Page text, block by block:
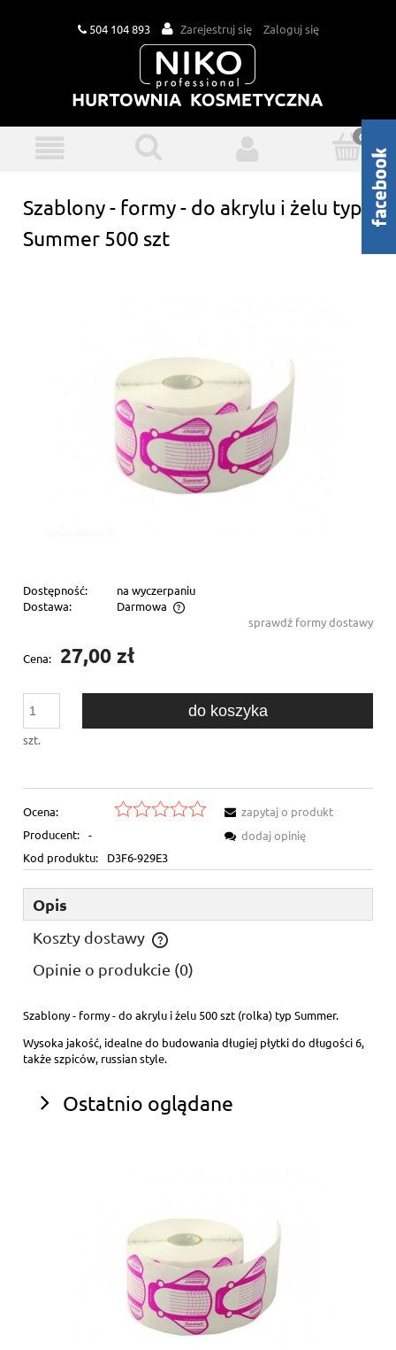
504 104 893 Zarejestruj się Zaloguj się
Szablony - formy - do akrylu i żelu typ
Summer 500 szt
Dostępność:
na wyczerpaniu
Dostawa:
Darmowa
Cena nie zawiera ewentualnych kosztów płatnościsprawdź formy dostawy
Cena: 27,00 zł
szt.
do koszyka
Ocena:
Producent: -
Kod produktu:
D3F6-929E3
zapytaj o produkt
dodaj opinię
Opis
Koszty dostawy
Cena nie zawiera ewentualnych kosztów płatności
Opinie o produkcie (0)
Szablony - formy - do akrylu i żelu 500 szt (rolka) typ Summer.
Wysoka jakość, idealne do budowania długiej płytki do długości 6,
także szpiców, russian style.
Ostatnio oglądane